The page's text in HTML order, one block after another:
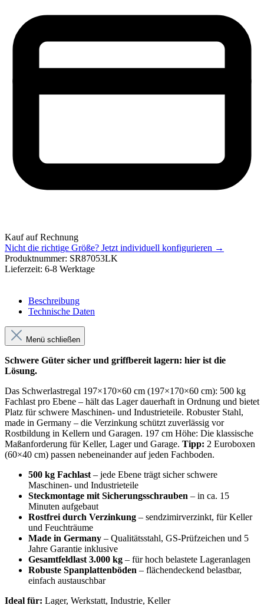
Kauf auf Rechnung
Nicht die richtige Größe? Jetzt individuell konfigurieren →
Produktnummer: SR87053LK
Lieferzeit: 6-8 Werktage
Beschreibung
Technische Daten
Menü schließen
Schwere Güter sicher und griffbereit lagern: hier ist die
Lösung.
Das Schwerlastregal 197×170×60 cm (197×170×60 cm): 500 kg
Fachlast pro Ebene – hält das Lager dauerhaft in Ordnung und bietet
Platz für schwere Maschinen- und Industrieteile. Robuster Stahl,
made in Germany – die Verzinkung schützt zuverlässig vor
Rostbildung in Kellern und Garagen. 197 cm Höhe: Die klassische
Maßanforderung für Keller, Lager und Garage. Tipp: 2 Euroboxen
(60×40 cm) passen nebeneinander auf jeden Fachboden.
500 kg Fachlast– jede Ebene trägt sicher schwere
Maschinen- und Industrieteile
Steckmontage mit Sicherungsschrauben – in ca. 15
Minuten aufgebaut
Rostfrei durch Verzinkung – sendzimirverzinkt, für Keller
und Feuchträume
Made in Germany – Qualitätsstahl, GS-Prüfzeichen und 5
Jahre Garantie inklusive
Gesamtfeldlast 3.000 kg – für hoch belastete Lageranlagen
Robuste Spanplattenböden – flächendeckend belastbar,
einfach austauschbar
Ideal für: Lager, Werkstatt, Industrie, Keller